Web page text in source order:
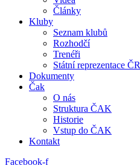
Články
Kluby
Seznam klubů
Rozhodčí
Trenéři
Státní reprezentace ČR
Dokumenty
Čak
O nás
Struktura ČAK
Historie
Vstup do ČAK
Kontakt
Facebook-f